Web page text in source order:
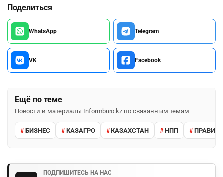
Поделиться
WhatsApp Telegram
VK Facebook
Ещё по теме
Новости и материалы Informburo.kz по связанным темам
БИЗНЕС КАЗАГРО КАЗАХСТАН НПП
ПОДПИШИТЕСЬ НА НАС